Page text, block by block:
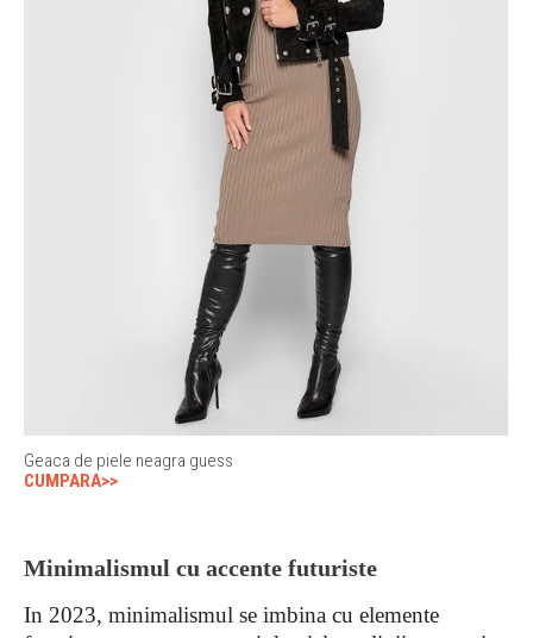
Geaca de piele neagra guess
CUMPARA>>
Minimalismul cu accente futuriste
In 2023, minimalismul se imbina cu elemente